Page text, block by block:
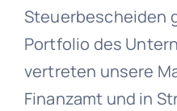
Steuerbescheiden
Portfolio des
vertreten unsere
Finanzamt und in